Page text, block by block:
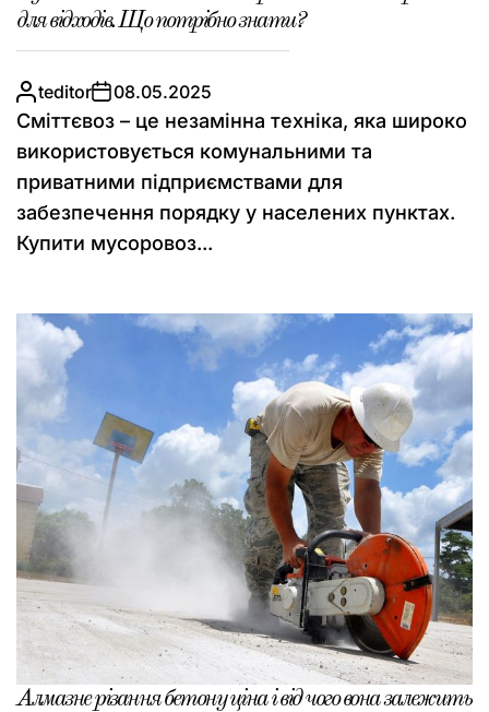
для відходів. Що потрібно знати?
teditor 08.05.2025
Сміттєвоз – це незамінна техніка, яка широко
використовується комунальними та
приватними підприємствами для
забезпечення порядку у населених пунктах.
Купити мусоровоз...
Алмазне різання бетону ціна і від чого вона залежить